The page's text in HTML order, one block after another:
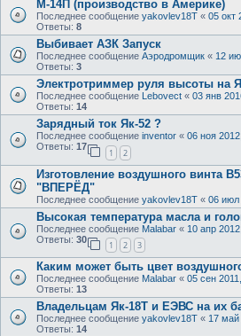
М-14П (производство в Америке)
Последнее сообщение yakovlev18T « 05 окт
Ответы: 8
Выбивает АЗК Запуск
Последнее сообщение Аэродромщик « 12
Ответы: 3
Электротриммер руля высоты на
Последнее сообщение Lebovect « 03 янв
Ответы: 14
Зарядный ток Як-52 ?
Последнее сообщение inventor « 06 ноя
Ответы: 17
1 2
Изготовление воздушного винта
"ВПЕРЁД"
Последнее сообщение yakovlev18T « 06 июл
Высокая температура масла и
Последнее сообщение Malabar « 10 апр
Ответы: 30
1 2 3
Каким может быть цвет
Последнее сообщение Malabar « 05 сен
Ответы: 13
Владельцам Як-18Т и ЕЭВС на их
Последнее сообщение yakovlev18T « 17 май
Ответы: 14